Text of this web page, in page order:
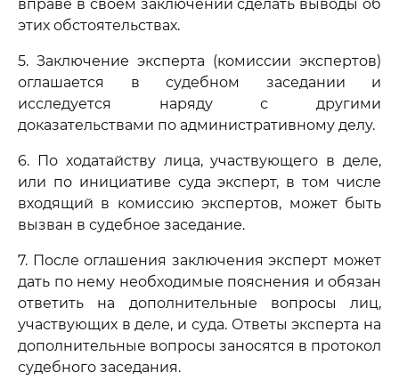
вправе в своем заключении сделать выводы об
этих обстоятельствах.
5. Заключение эксперта (комиссии экспертов)
оглашается в судебном заседании и
исследуется наряду с другими
доказательствами по административному делу.
6. По ходатайству лица, участвующего в деле,
или по инициативе суда эксперт, в том числе
входящий в комиссию экспертов, может быть
вызван в судебное заседание.
7. После оглашения заключения эксперт может
дать по нему необходимые пояснения и обязан
ответить на дополнительные вопросы лиц,
участвующих в деле, и суда. Ответы эксперта на
дополнительные вопросы заносятся в протокол
судебного заседания.